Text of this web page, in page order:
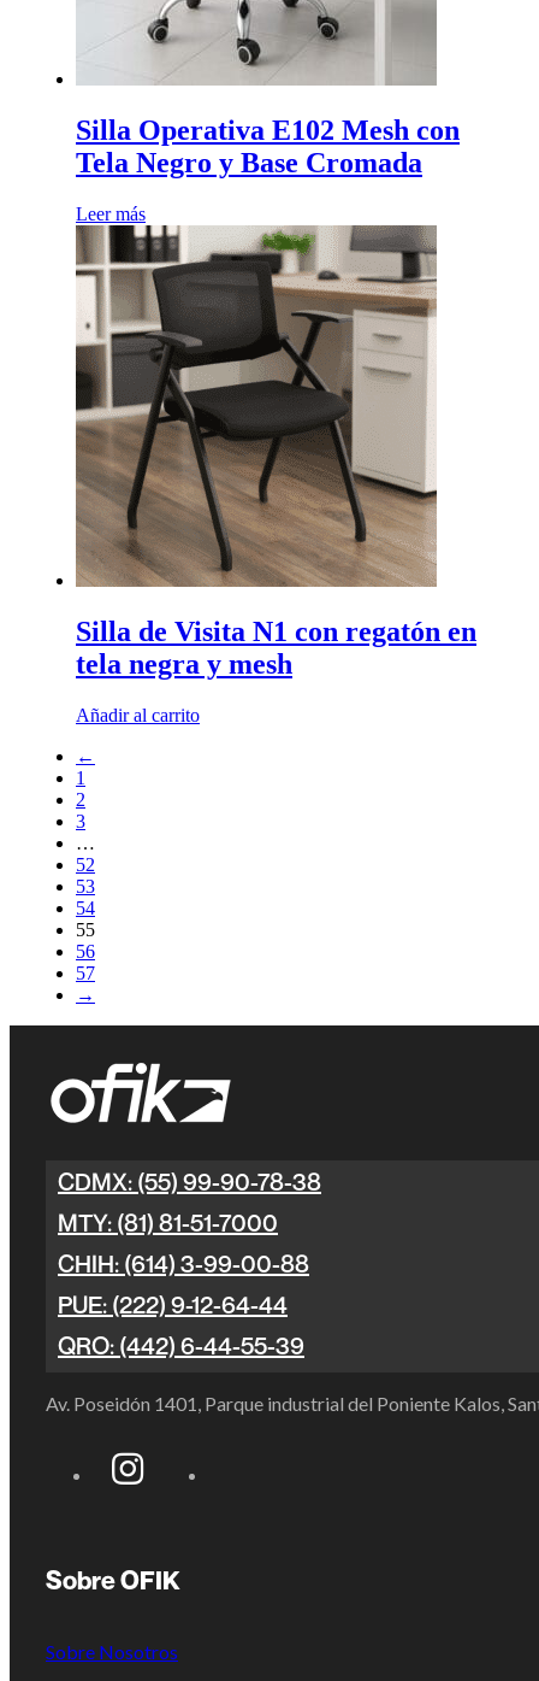
Silla Operativa E102 Mesh con
Tela Negro y Base Cromada
Leer más
Silla de Visita N1 con regatón en
tela negra y mesh
Añadir al carrito
←
1
2
3
…
52
53
54
55
56
57
→
CDMX: (55) 99-90-78-38
MTY: (81) 81-51-7000
CHIH: (614) 3-99-00-88
PUE: (222) 9-12-64-44
QRO: (442) 6-44-55-39
Av. Poseidón 1401, Parque industrial del Poniente Kalos,
Sobre OFIK
Sobre Nosotros